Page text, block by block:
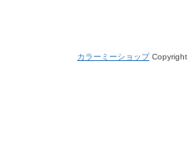
カラーミーショップ